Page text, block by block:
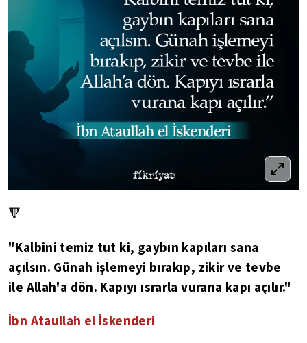
🔻
"Kalbini temiz tut ki, gaybın kapıları sana
açılsın. Günah işlemeyi bırakıp, zikir ve tevbe
ile Allah'a dön. Kapıyı ısrarla vurana kapı açılır."
İbn Ataullah el İskenderi